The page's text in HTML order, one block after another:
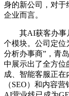
身的新公司，对于
企业而言。
其AI获客办事凡
个模块。公司定位
分析办事商”，青
中展示出了全方位
成、智能客服正
（SEO）和内容